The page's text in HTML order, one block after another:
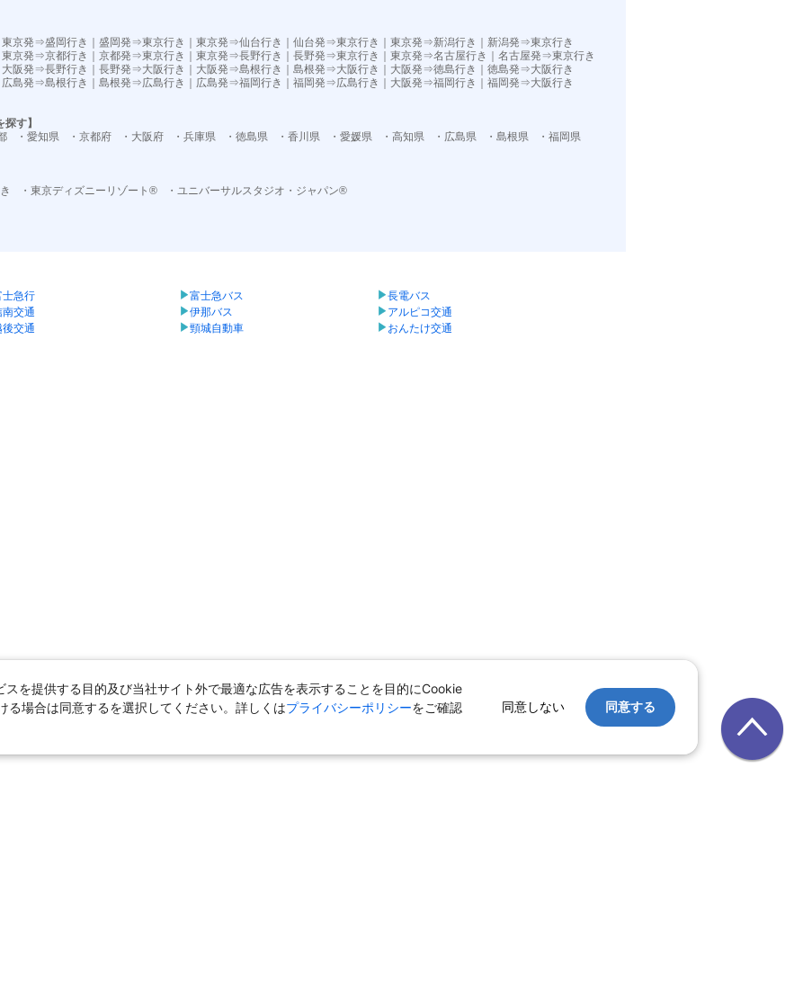
東京発⇒盛岡行き 盛岡発⇒東京行き 東京発⇒仙台行き 仙台発⇒東京行き 東京発⇒新潟行き
新潟発⇒東京行き
東京発⇒京都行き 京都発⇒東京行き 東京発⇒長野行き 長野発⇒東京行き 東京発⇒名古屋行き
名古屋発⇒東京行き
大阪発⇒長野行き 長野発⇒大阪行き 大阪発⇒島根行き 島根発⇒大阪行き 大阪発⇒徳島行き
徳島発⇒大阪行き
広島発⇒島根行き 島根発⇒広島行き 広島発⇒福岡行き 福岡発⇒広島行き 大阪発⇒福岡行き｜ 福岡発⇒大阪行き
す】
・愛知県 ・京都府 ・大阪府 ・兵庫県 ・徳島県 ・香川県 ・愛媛県 ・高知県 ・広島県 ・島根県
・福岡県
・東京ディズニーリゾート® ・ユニバーサルスタジオ・ジャパン®
士急行 富士急バス
長電バス
南交通 伊那バス
アルピコ交通
後交通 頸城自動車 おんたけ交通
を提供する目的及び当社サイト外で最適な広告を表示することを目的にCookie
場合は同意するを選択してください。詳しくはプライバシーポリシーをご確認
同意しない 同意する